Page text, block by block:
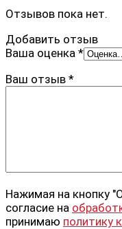
Отзывов пока нет.
Добавить отзыв
Ваша оценка *
Ваш отзыв *
Нажимая на кнопку
согласие на
принимаю политику